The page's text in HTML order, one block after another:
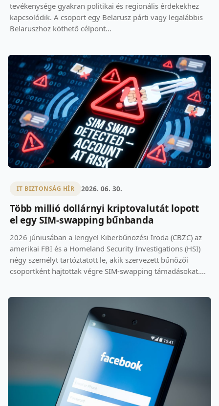
tevékenysége gyakran politikai és regionális érdekekhez
kapcsolódik. A csoport egy Belarusz párti vagy legalábbis
Belaruszhoz köthető célpont...
IT BIZTONSÁG HÍR 2026. 06. 30.
Több millió dollárnyi kriptovalutát lopott
el egy SIM-swapping bűnbanda
2026 júniusában a lengyel Kiberbűnözési Iroda (CBZC) az
amerikai FBI és a Homeland Security Investigations (HSI)
négy személyt tartóztatott le, akik szervezett bűnözői
csoportként hajtottak végre SIM-swapping támadásokat....